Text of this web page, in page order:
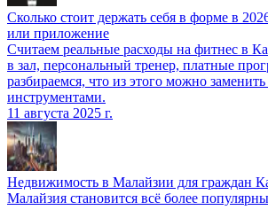
Сколько стоит держать себя в форме в
или приложение
Считаем реальные расходы на фитнес в
в зал, персональный тренер, платные
разбираемся, что из этого можно
инструментами.
11 августа 2025 г.
Недвижимость в Малайзии для граждан
Малайзия становится всё более